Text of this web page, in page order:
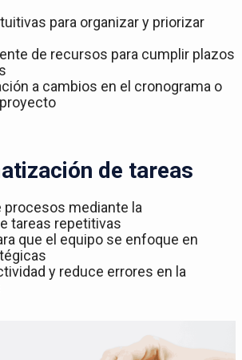
para organizar y priorizar
de recursos para cumplir plazos
a cambios en el cronograma o
de tareas
procesos mediante la
tareas repetitivas
que el equipo se enfoque en
y reduce errores en la